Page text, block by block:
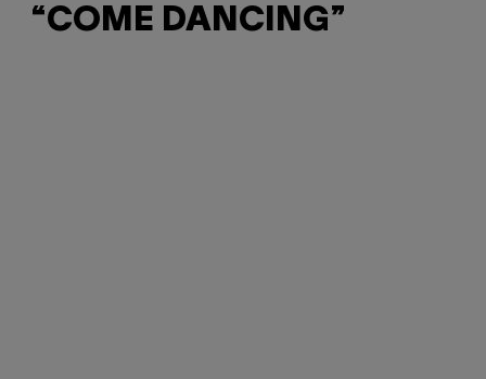
“COME DANCING”